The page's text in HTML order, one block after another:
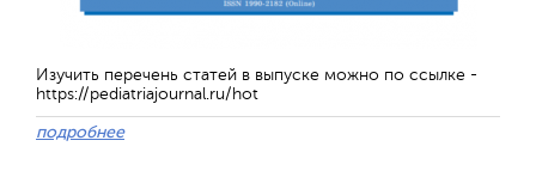
Изучить перечень статей в выпуске можно по ссылке -
https://pediatriajournal.ru/hot
подробнее